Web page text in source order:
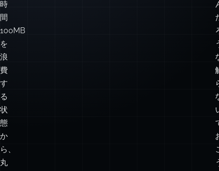
ア
プ
リ
が
1
時
間
100MB
を
浪
費
す
る